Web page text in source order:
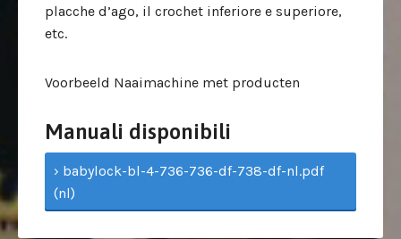
placche d’ago, il crochet inferiore e superiore,
etc.
Voorbeeld Naaimachine met producten
Manuali disponibili
› babylock-bl-4-736-736-df-738-df-nl.pdf
(nl)